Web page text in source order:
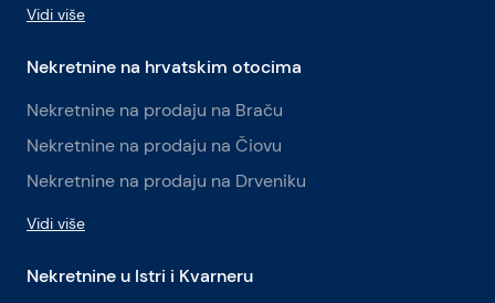
Vidi više
Nekretnine na hrvatskim otocima
Nekretnine na prodaju na Braču
Nekretnine na prodaju na Čiovu
Nekretnine na prodaju na Drveniku
Vidi više
Nekretnine u Istri i Kvarneru